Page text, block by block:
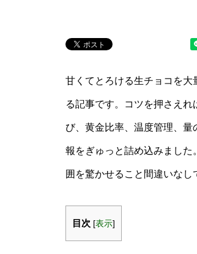
甘くてとろける生チョコを
る記事です。コツを押さえ
び、黄金比率、温度管理、
報をぎゅっと詰め込みまし
囲を驚かせること間違いなし
目次 [表示]